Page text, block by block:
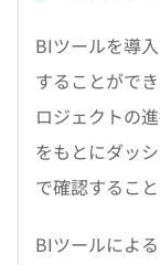
BIツールを導
することがで
ロジェクトの
をもとにダッ
で確認するこ
BIツールによ